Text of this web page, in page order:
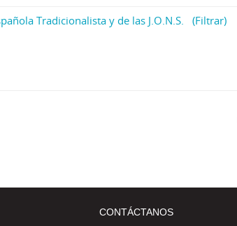
Tradicionalista y de las J.O.N.S. (Filtrar)
CONTÁCTANOS